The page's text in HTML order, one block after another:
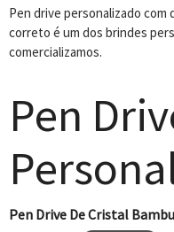
Pen drive personalizado
correto é um dos brindes
comercializamos.
Pen
Pen Drive De Cristal